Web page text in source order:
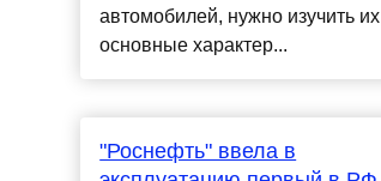
автомобилей, нужно изучить их
основные характер...
"Роснефть" ввела в